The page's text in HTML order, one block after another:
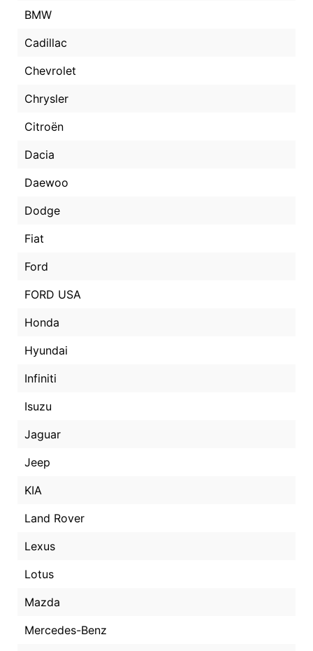
BMW
Cadillac
Chevrolet
Chrysler
Citroën
Dacia
Daewoo
Dodge
Fiat
Ford
FORD USA
Honda
Hyundai
Infiniti
Isuzu
Jaguar
Jeep
KIA
Land Rover
Lexus
Lotus
Mazda
Mercedes-Benz